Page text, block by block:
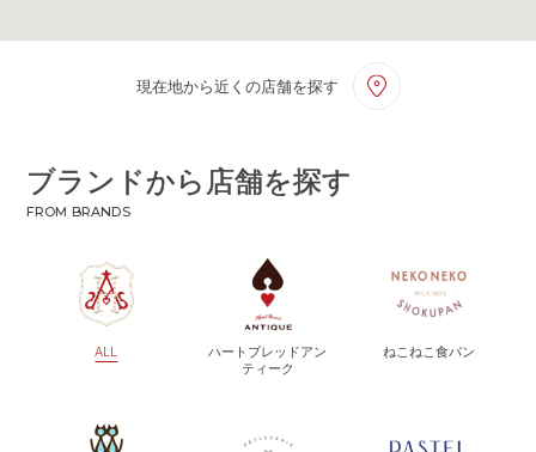
現在地から近くの店舗を探す
ブランドから店舗を探す
FROM BRANDS
ALL
ハートブレッドアン
ティーク
ねこねこ食パン